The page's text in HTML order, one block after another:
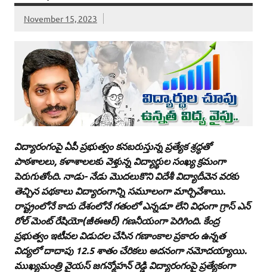
November 15, 2023
విద్యారంగంపై ఏపీ ప్రభుత్వం కనబరుస్తున్న ప్రత్యేక శ్రద్ధతో
పాఠశాలలు, కళాశాలలకు వెళ్తున్న విద్యార్థుల సంఖ్య క్రమంగా
పెరుగుతోంది. నాడు- నేడు మొదలుకొని విదేశీ విద్యాదీవెన వరకు
తెచ్చిన పథకాలు విద్యారంగాన్ని సమూలంగా మార్చివేశాయి.
రాష్ట్రంలోనే కాదు దేశంలోనే గతంలో ఎన్నడూ లేని విధంగా గ్రాస్‌ ఎన్‌
రోల్‌ మెంట్‌ రేషియో(జీఈఆర్‌) గణనీయంగా పెరిగింది. కేంద్ర
ప్రభుత్వం ఇటీవల విడుదల చేసిన గణాంకాల ప్రకారం ఉన్నత
విద్యలో దాదాపు 12.5 శాతం చేరికలు అదనంగా నమోదయ్యాయి.
ముఖ్యమంత్రి వైయస్‌ జగన్మోహన్‌ రెడ్డి విద్యారంగంపై ప్రత్యేకంగా